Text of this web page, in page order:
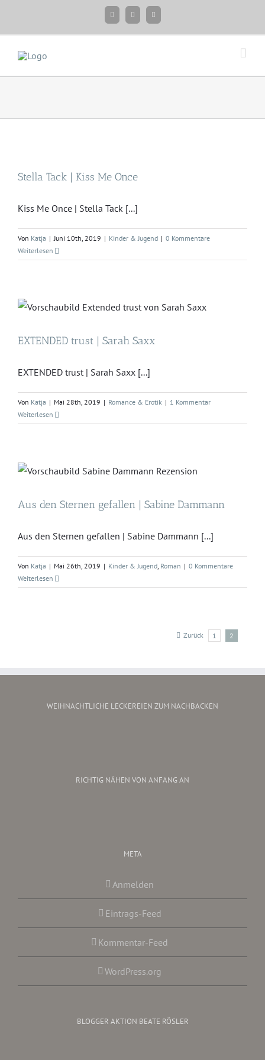
FacebookInstagramTwitter
Stella Tack | Kiss Me Once
Kiss Me Once | Stella Tack [...]
Von Katja | Juni 10th, 2019 | Kinder & Jugend | 0 Kommentare
Weiterlesen
EXTENDED trust | Sarah Saxx
EXTENDED trust | Sarah Saxx [...]
Von Katja | Mai 28th, 2019 | Romance & Erotik | 1 Kommentar
Weiterlesen
Aus den Sternen gefallen | Sabine Dammann
Aus den Sternen gefallen | Sabine Dammann [...]
Von Katja | Mai 26th, 2019 | Kinder & Jugend, Roman | 0 Kommentare
Weiterlesen
Zurück 1 2
WEIHNACHTLICHE LECKEREIEN ZUM NACHBACKEN
RICHTIG NÄHEN VON ANFANG AN
META
Anmelden
Eintrags-Feed
Kommentar-Feed
WordPress.org
BLOGGER AKTION BEATE RÖSLER